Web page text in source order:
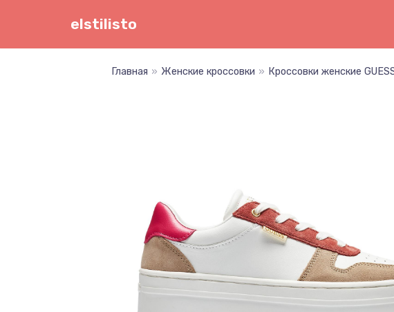
elstilisto
Главная » Женские кроссовки » Кроссовки женские